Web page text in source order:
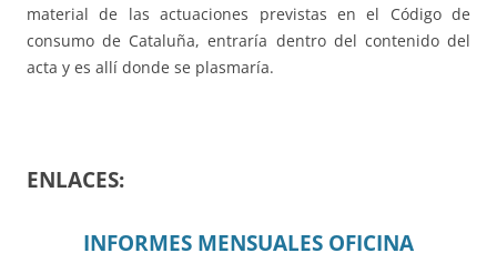
material de las actuaciones previstas en el Código de
consumo de Cataluña, entraría dentro del contenido del
acta y es allí donde se plasmaría.
ENLACES:
INFORMES MENSUALES OFICINA